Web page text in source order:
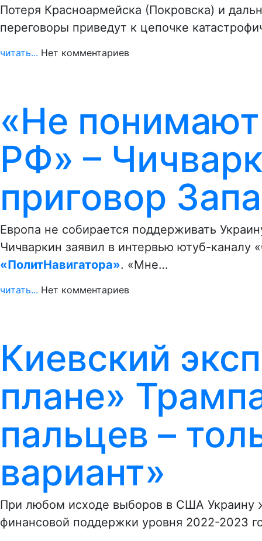
Потеря Красноармейска (Покровска) и
переговоры приведут к цепочке
читать... Нет комментариев
«Не
РФ» –
приговор
Европа не собирается поддерживать
Чичваркин заявил в интервью ютуб-каналу
«ПолитНавигатора». «Мне…
читать... Нет комментариев
Киевский
плане»
пальцев –
вариант»
При любом исходе выборов в США Украину
финансовой поддержки уровня 2022-2023